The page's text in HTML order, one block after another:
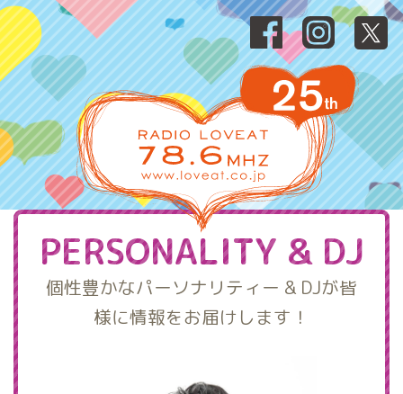
PERSONALITY & DJ
個性豊かなパーソナリティー & DJが皆
様に情報をお届けします！